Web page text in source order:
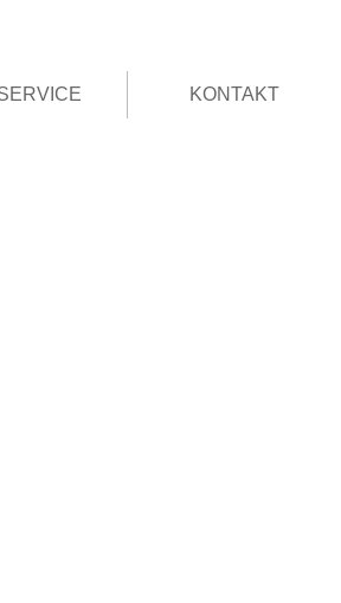
KONTAKT